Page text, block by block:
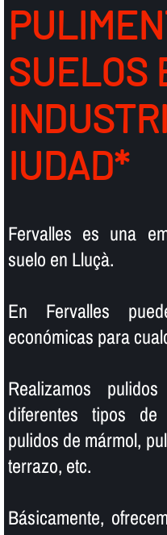
SUELOS
IUDAD*
Fervalles es una
suelo en Lluçà.
En Fervalles
económicas para
Realizamos
diferentes tipos
pulidos de mármol,
terrazo, etc.
Básicamente,